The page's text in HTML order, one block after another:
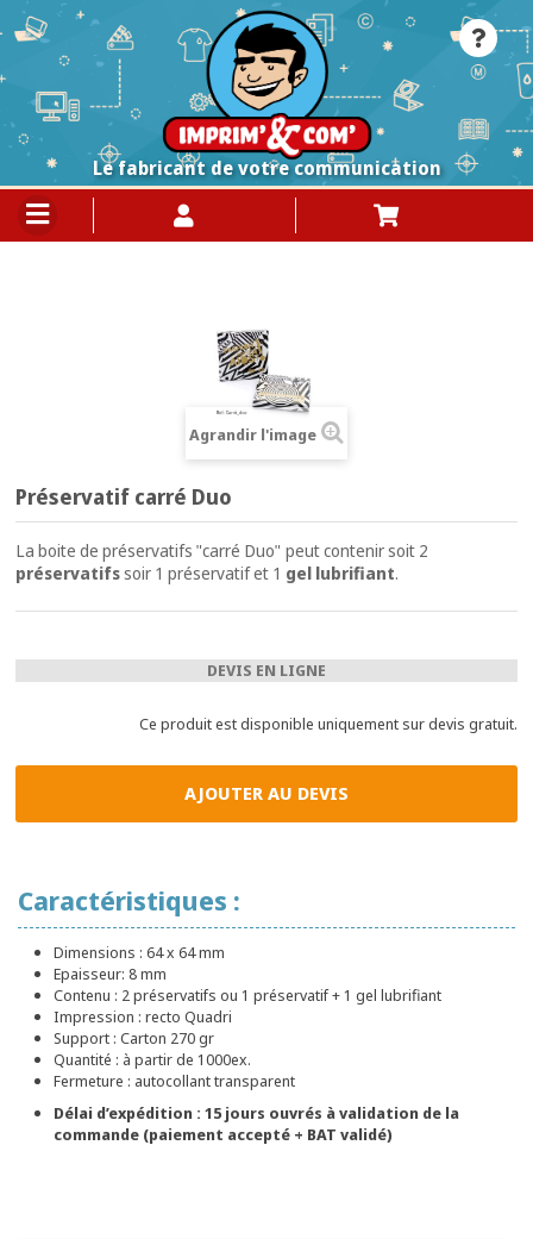
Le fabricant de votre communication
Agrandir l'image
Préservatif carré Duo
La boite de préservatifs "carré Duo" peut contenir soit 2
préservatifssoir 1 préservatif et 1 gel lubrifiant.
DEVIS EN LIGNE
Ce produit est disponible uniquement sur devis gratuit.
AJOUTER AU DEVIS
Caractéristiques :
Dimensions : 64 x 64 mm
Epaisseur: 8 mm
Contenu : 2 préservatifs ou 1 préservatif + 1 gel lubrifiant
Impression : recto Quadri
Support : Carton 270 gr
Quantité : à partir de 1000ex.
Fermeture : autocollant transparent
Délai d’expédition : 15 jours ouvrés à validation de la
commande (paiement accepté + BAT validé)